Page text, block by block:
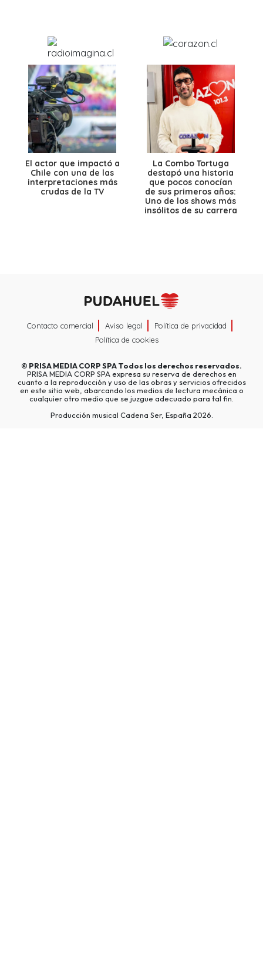
El actor que impactó a
Chile con una de las
interpretaciones más
crudas de la TV
La Combo Tortuga
destapó una historia
que pocos conocían
de sus primeros años:
Uno de los shows más
insólitos de su carrera
Contacto comercial Aviso legal
Política de privacidad
Política de cookies
© PRISA MEDIA CORP SPATodos los derechos reservados.
PRISA MEDIA CORP SPA expresa su reserva de derechos en
cuanto a la reproducción y uso de las obras y servicios ofrecidos
en este sitio web, abarcando los medios de lectura mecánica o
cualquier otro medio que se juzgue adecuado para tal fin.
Producción musical Cadena Ser, España 2026.